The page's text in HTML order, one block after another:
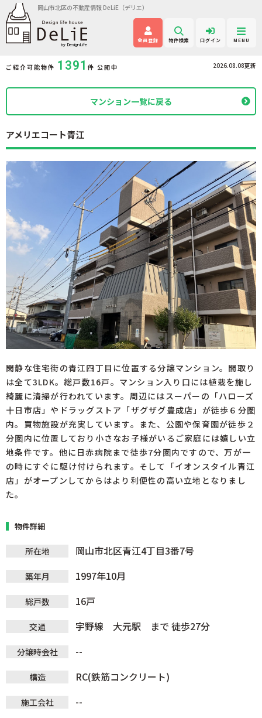
岡山市北区の不動産情報 DeLiE（デリエ）
会員登録 物件検索 ログイン MENU
ご紹介可能物件 1391 件 公開中 2026.08.08更新
アメリエコート青江
マンション一覧に戻る
閑静な住宅街の青江四丁目に位置する分譲マンション。間取り
は全て3LDK。総戸数16戸。マンション入り口には植栽を施し
綺麗に清掃が行われています。周辺にはスーパーの「ハローズ
十日市店」やドラッグストア「ザグザグ豊成店」が徒歩６分圏
内。買物施設が充実しています。また、公園や保育園が徒歩２
分圏内に位置しており小さなお子様がいるご家庭には嬉しい立
地条件です。他に日赤病院まで徒歩7分圏内ですので、万が一
の時にすぐに駆け付けられます。そして「イオンスタイル青江
店」がオープンしてからはより利便性の高い立地となりまし
た。
物件詳細
所在地 岡山市北区青江4丁目3番7号
築年月 1997年10月
総戸数 16戸
交通 宇野線 大元駅 まで 徒歩27分
分譲時会社 --
構造 RC(鉄筋コンクリート)
施工会社 --